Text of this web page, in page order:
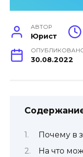
АВТОР
Юрист
30.08.2022
Почему в
На что